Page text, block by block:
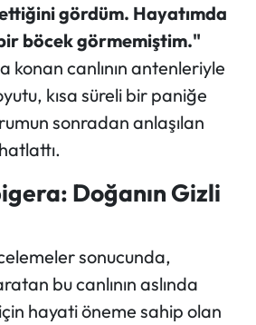
gördüm. Hayatımda
böcek görmemiştim."
konan canlının antenleriyle
kısa süreli bir paniğe
sonradan anlaşılan
Doğanın Gizli
sonucunda,
bu canlının aslında
hayati öneme sahip olan